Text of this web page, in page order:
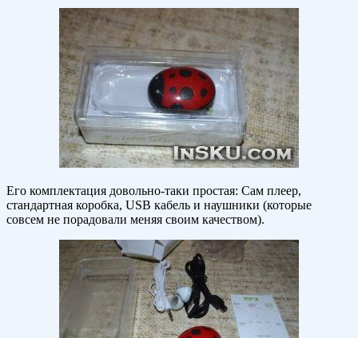
Его комплектация довольно-таки простая: Сам плеер,
стандартная коробка, USB кабель и наушники (которые
совсем не порадовали меняя своим качеством).